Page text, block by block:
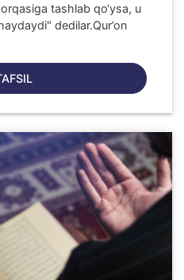
tashlab qo‘ysa, u
dedilar.Qur’on